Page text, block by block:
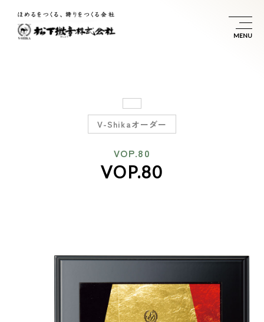
V-Shikaオーダー
VOP.80
VOP.80